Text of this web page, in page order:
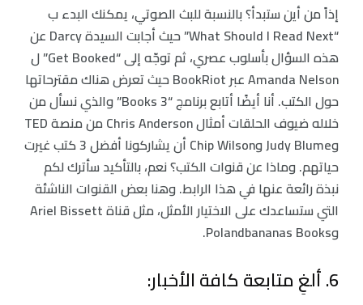
إذاً من أين ستبدأ؟ بالنسبة للبث الصوتي، يمكنك البدء ب
“What Should I Read Next” حيث أجابت السيدة Darcy عن
هذه السؤال بأسلوب عصري، ثم توجّه إلى “Get Booked” ل
Amanda Nelson عبر BookRiot حيث تعرض هناك مقترحاتها
حول الكتب. أنا أيضًا أتابع برنامج “3 Books” والذي نسأل من
خلاله ضيوف الحلقات أمثال Chris Anderson من منصة TED
وJudy Blume وChip Wilson أن يشاركونا أفضل 3 كتب غيرت
حياتهم. وماذا عن قنوات الكتب؟ نعم، بالتأكيد سأترك لكم
نبذة رائعة عنها في هذا الرابط. وهنا بعض القنوات الناشئة
التي ستساعدك على الاختيار الأمثل، مثل قناة Ariel Bissett
وPolandbananas Books.
6. ألغِ متابعة كافة الأخبار: